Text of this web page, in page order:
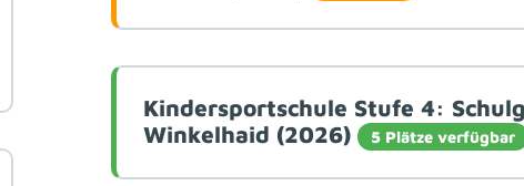
Kindersportschule Stufe 4:
Winkelhaid (2026)
5 Plätze verfügbar